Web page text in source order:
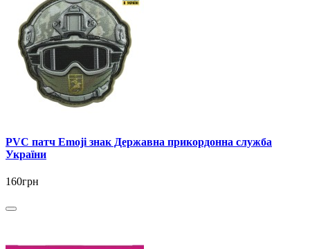
PVC патч Emoji знак Державна прикордонна служба
України
160грн